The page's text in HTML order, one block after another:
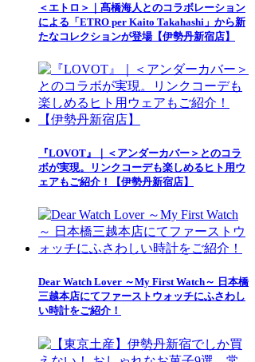
＜エトロ＞｜髙橋海人とのコラボレーション
による「ETRO per Kaito Takahashi」から新
たなコレクションが登場【伊勢丹新宿店】
『LOVOT』｜＜アンダーカバー＞とのコラ
ボが実現。リンクコーデも楽しめるヒト用ウ
ェアもご紹介！【伊勢丹新宿店】
Dear Watch Lover ～My First Watch～ 日本橋
三越本店にてファーストウォッチにふさわし
い時計をご紹介！